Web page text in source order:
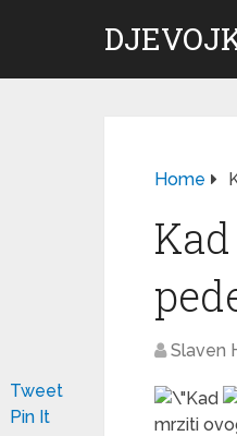
Home
Slaven
mrziti
Tweet
Pin It